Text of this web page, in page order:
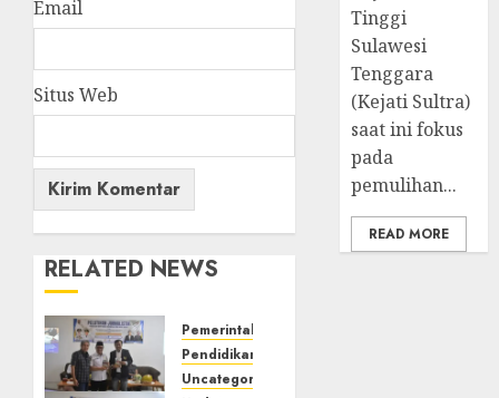
Email
Situs Web
RELATED NEWS
Pemerintahan
Pendidikan
Uncategorized
Tinggi
Sulawesi
Tenggara
(Kejati Sultra)
saat ini fokus
pada
pemulihan...
READ MORE